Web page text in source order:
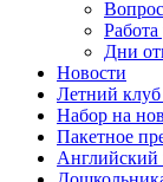
Работа
Дни
Новости
Летний
Набор на
Пакетное
Английский